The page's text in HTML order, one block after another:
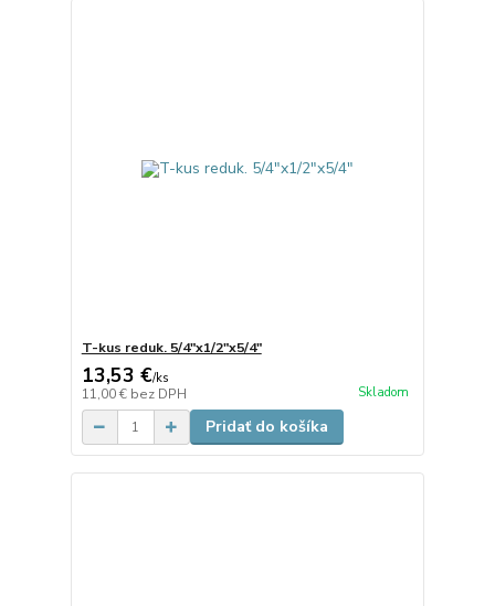
T-kus reduk. 5/4"x1/2"x5/4"
13,53 €/ks
11,00 € bez DPH Skladom
Pridať do košíka